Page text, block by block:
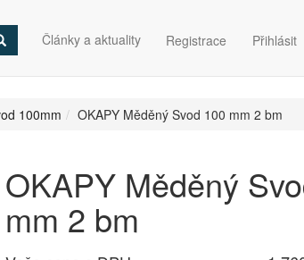
Články a aktuality Registrace Přihlásit
100mm OKAPY Měděný Svod 100 mm 2 bm
OKAPY Měděný
mm 2 bm